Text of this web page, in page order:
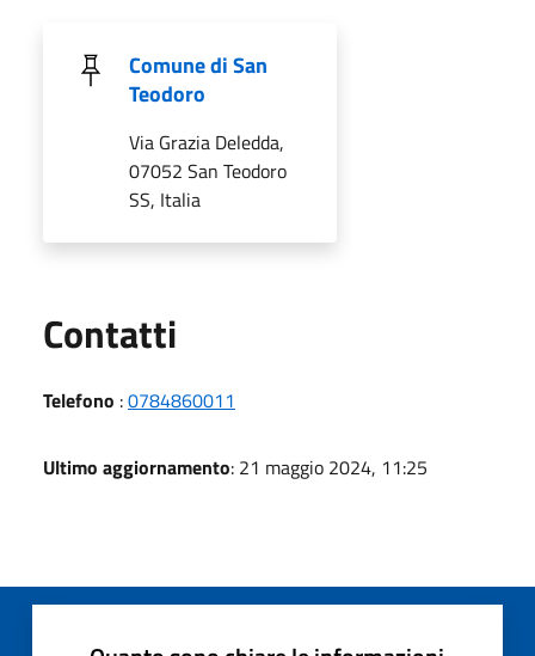
Comune di San
Teodoro
Via Grazia Deledda,
07052 San Teodoro
SS, Italia
Contatti
Telefono :0784860011
Ultimo aggiornamento: 21 maggio 2024, 11:25